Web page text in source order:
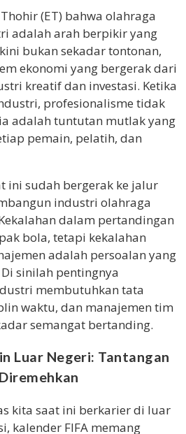
(ET) bahwa olahraga
adalah arah berpikir yang
bukan sekadar tontonan,
ekonomi yang bergerak dari
kreatif dan investasi. Ketika
profesionalisme tidak
adalah tuntutan mutlak yang
pemain, pelatih, dan
ini sudah bergerak ke jalur
industri olahraga
dalam pertandingan
bola, tetapi kekalahan
adalah persoalan yang
sinilah pentingnya
membutuhkan tata
waktu, dan manajemen tim
semangat bertanding.
Luar Negeri: Tantangan
kita saat ini berkarier di luar
kalender FIFA memang